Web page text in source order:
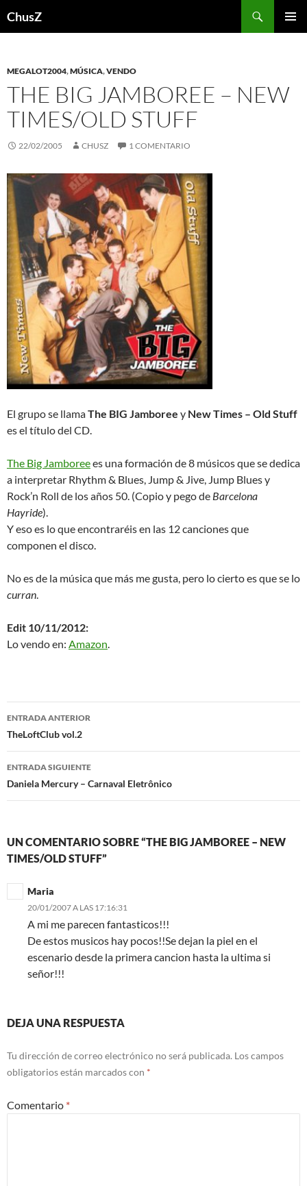
ChusZ
MEGALOT2004,MÚSICA,VENDO
THE BIG JAMBOREE – NEW
TIMES/OLD STUFF
22/02/2005 CHUSZ 1 COMENTARIO
El grupo se llamaThe BIG Jamboree y New Times – Old Stuff
es el título del CD.
The Big Jamboreees una formación de 8 músicos que se dedica
a interpretar Rhythm & Blues, Jump & Jive, Jump Blues y
Rock’n Roll de los años 50. (Copio y pego de Barcelona
Hayride).
Y eso es lo que encontraréis en las 12 canciones que
componen el disco.
No es de la música que más me gusta, pero lo cierto es que se lo
curran
Edit 10/11/2012:
Lo vendo en: Amazon
Navegación
de
entradas
ENTRADA ANTERIOR
TheLoftClub vol.2
ENTRADA SIGUIENTE
Daniela Mercury – Carnaval Eletrônico
UN COMENTARIO SOBRE “THE BIG JAMBOREE – NEW
TIMES/OLD STUFF”
Maria
20/01/2007 A LAS 17:16:31
A mi me parecen fantasticos!!!
De estos musicos hay pocos!!Se dejan la piel en el
escenario desde la primera cancion hasta la ultima si
señor!!!
DEJA UNA RESPUESTA
Tu dirección de correo electrónico no será publicada. Los campos
obligatorios están marcados con *
Comentario *